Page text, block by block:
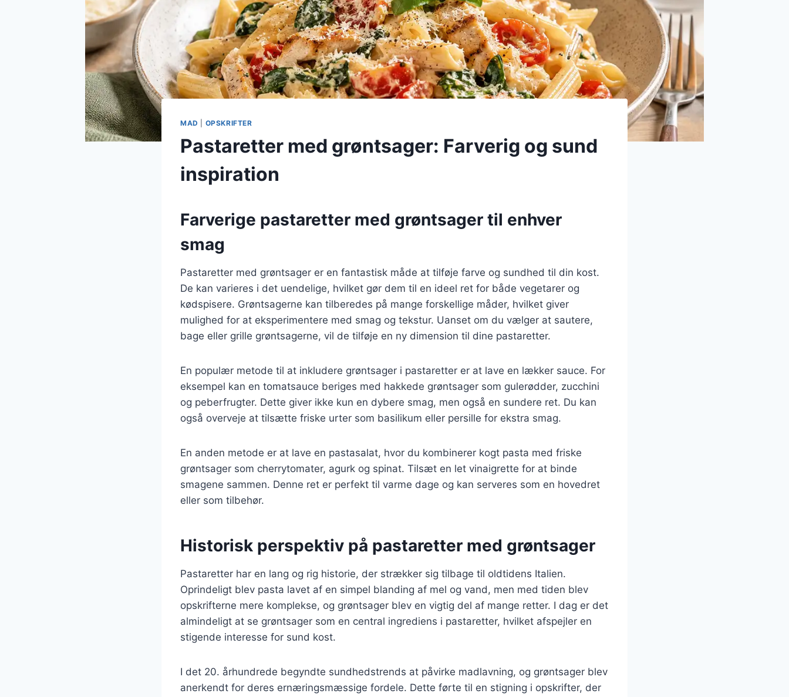
MAD OPSKRIFTER
Pastaretter med grøntsager: Farverig og sund
inspiration
Farverige pastaretter med grøntsager til enhver
smag
Pastaretter med grøntsager er en fantastisk måde at tilføje farve og sundhed til din kost.
De kan varieres i det uendelige, hvilket gør dem til en ideel ret for både vegetarer og
kødspisere. Grøntsagerne kan tilberedes på mange forskellige måder, hvilket giver
mulighed for at eksperimentere med smag og tekstur. Uanset om du vælger at sautere,
bage eller grille grøntsagerne, vil de tilføje en ny dimension til dine pastaretter.
En populær metode til at inkludere grøntsager i pastaretter er at lave en lækker sauce. For
eksempel kan en tomatsauce beriges med hakkede grøntsager som gulerødder, zucchini
og peberfrugter. Dette giver ikke kun en dybere smag, men også en sundere ret. Du kan
også overveje at tilsætte friske urter som basilikum eller persille for ekstra smag.
En anden metode er at lave en pastasalat, hvor du kombinerer kogt pasta med friske
grøntsager som cherrytomater, agurk og spinat. Tilsæt en let vinaigrette for at binde
smagene sammen. Denne ret er perfekt til varme dage og kan serveres som en hovedret
eller som tilbehør.
Historisk perspektiv på pastaretter med grøntsager
Pastaretter har en lang og rig historie, der strækker sig tilbage til oldtidens Italien.
Oprindeligt blev pasta lavet af en simpel blanding af mel og vand, men med tiden blev
opskrifterne mere komplekse, og grøntsager blev en vigtig del af mange retter. I dag er det
almindeligt at se grøntsager som en central ingrediens i pastaretter, hvilket afspejler en
stigende interesse for sund kost.
I det 20. århundrede begyndte sundhedstrends at påvirke madlavning, og grøntsager blev
anerkendt for deres ernæringsmæssige fordele. Dette førte til en stigning i opskrifter, der